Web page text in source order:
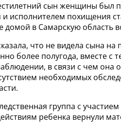
сын женщины был
и исполнителем похищения
домой в Самарскую область
что не видела сына
более полугода, вместе с
в связи с чем она
необходимых
группа с
ребенка вернули